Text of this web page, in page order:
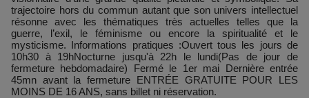
trajectoire hors du commun autant que son univers intellectuel
résonne avec les thématiques très actuelles telles que la
guerre, l’exil, le féminisme ou encore la spiritualité et le
mysticisme. Informations pratiques :Ouvert tous les jours de
10h30 à 19hNocturne jusqu'à 22h le lundi(Pas de jour de
fermeture hebdomadaire) Fermé le 1er mai Dernière entrée
45mn avant la fermeture ENTRÉE GRATUITE POUR LES
MOINS DE 16 ANS, sans billet ni réservation.